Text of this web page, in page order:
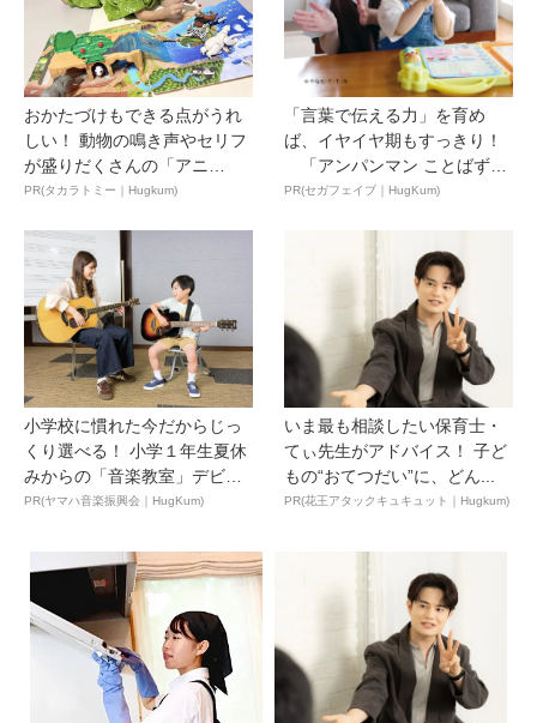
おかたづけもできる点がうれ
しい！ 動物の鳴き声やセリフ
が盛りだくさんの「アニ
ア ...
PR(タカラトミー｜Hugkum)
「言葉で伝える力」を育め
ば、イヤイヤ期もすっきり！
「アンパンマン ことばずか
ん...
PR(セガフェイブ｜HugKum)
小学校に慣れた今だからじっ
くり選べる！ 小学１年生夏休
みからの「音楽教室」デビ
ュ...
PR(ヤマハ音楽振興会｜HugKum)
いま最も相談したい保育士・
てぃ先生がアドバイス！ 子ど
もの“おてつだい”に、どん...
PR(花王アタックキュキュット｜Hugkum)